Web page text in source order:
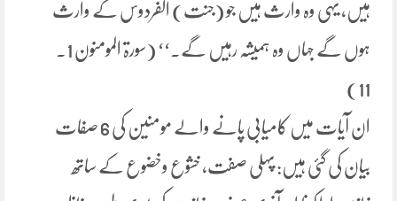
ہیں، یہی وہ وارث ہیں جو (جنت) الفردوس کے وارث
11)
ان آیات میں کامیابی پانے والے مومنین کی 6 صفات
بیان کی گئی ہیں: پہلی صفت، خشوع وخضوع کے ساتھ